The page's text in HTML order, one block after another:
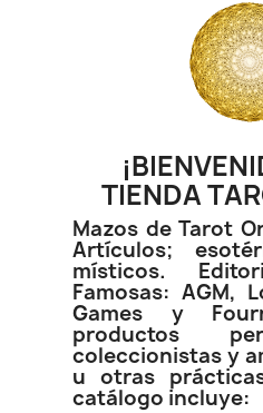
TIENDA
Mazos de Tarot
Artículos;
místicos.
Famosas: AGM,
Games y
productos
coleccionistas y
u otras
catálogo incluye: